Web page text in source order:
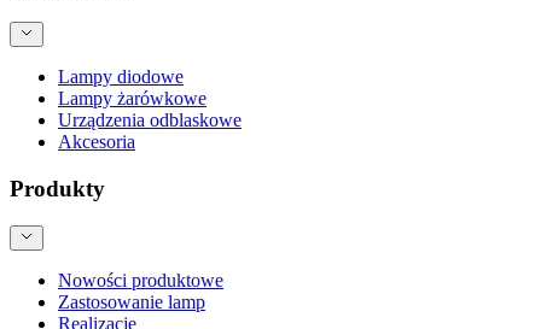
Lampy diodowe
Lampy żarówkowe
Urządzenia odblaskowe
Akcesoria
Produkty
Nowości produktowe
Zastosowanie lamp
Realizacje